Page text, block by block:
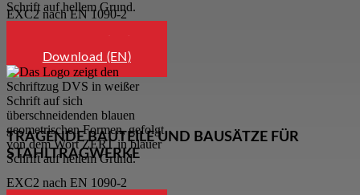
EXC2 nach EN 1090-2
Download (EN)
TRAGENDE BAUTEILE UND BAUSÄTZE FÜR
STAHLTRAGWERKE
EXC2 nach EN 1090-2